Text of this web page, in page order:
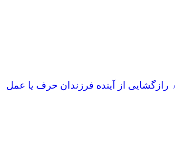
رازگشایی از آینده فرزندان حرف یا عمل